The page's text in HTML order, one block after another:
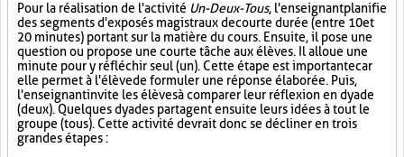
Pour la réalisation de l'activité Un-Deux-Tous, l'enseignant planifie
des segments d'exposés magistraux de courte durée (entre 10 et
20 minutes) portant sur la matière du cours. Ensuite, il pose une
question ou propose une courte tâche aux élèves. Il alloue une
minute pour y réfléchir seul (un). Cette étape est importante car
elle permet à l'élève de formuler une réponse élaborée. Puis,
l'enseignant invite les élèves à comparer leur réflexion en dyade
(deux). Quelques dyades partagent ensuite leurs idées à tout le
groupe (tous). Cette activité devrait donc se décliner en trois
grandes étapes :